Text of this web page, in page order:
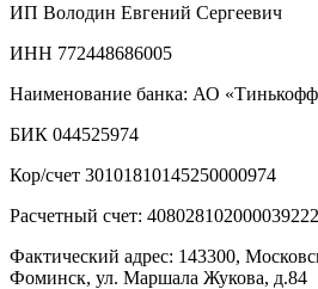
ИП Володин Евгений Сергеевич
ИНН 772448686005
Наименование банка: АО
БИК 044525974
Кор/счет 30101810145250000974
Расчетный счет:
Фактический адрес: 143300,
Фоминск, ул. Маршала Жукова, д.84